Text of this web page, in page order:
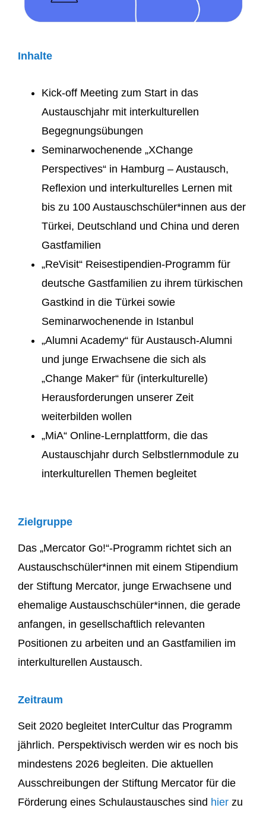
Inhalte
Kick-off Meeting zum Start in das
Austauschjahr mit interkulturellen
Begegnungsübungen
Seminarwochenende „XChange
Perspectives“ in Hamburg – Austausch,
Reflexion und interkulturelles Lernen mit
bis zu 100 Austauschschüler*innen aus der
Türkei, Deutschland und China und deren
Gastfamilien
„ReVisit“ Reisestipendien-Programm für
deutsche Gastfamilien zu ihrem türkischen
Gastkind in die Türkei sowie
Seminarwochenende in Istanbul
„Alumni Academy“ für Austausch-Alumni
und junge Erwachsene die sich als
„Change Maker“ für (interkulturelle)
Herausforderungen unserer Zeit
weiterbilden wollen
„MiA“ Online-Lernplattform, die das
Austauschjahr durch Selbstlernmodule zu
interkulturellen Themen begleitet
Zielgruppe
Das „Mercator Go!“-Programm richtet sich an
Austauschschüler*innen mit einem Stipendium
der Stiftung Mercator, junge Erwachsene und
ehemalige Austauschschüler*innen, die gerade
anfangen, in gesellschaftlich relevanten
Positionen zu arbeiten und an Gastfamilien im
interkulturellen Austausch.
Zeitraum
Seit 2020 begleitet InterCultur das Programm
jährlich. Perspektivisch werden wir es noch bis
mindestens 2026 begleiten. Die aktuellen
Ausschreibungen der Stiftung Mercator für die
Förderung eines Schulaustausches sind hier zu